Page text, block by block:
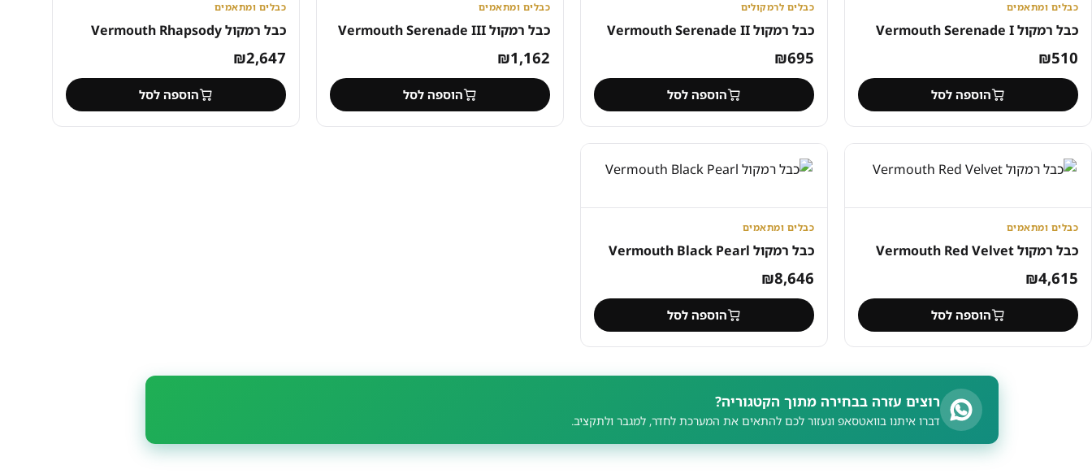
כבלים ומתאמים
כבל רמקול Vermouth Serenade I
₪510
הוספה לסל
כבלים לרמקולים
כבל רמקול Vermouth Serenade II
₪695
הוספה לסל
כבלים ומתאמים
כבל רמקול Vermouth Serenade III
₪1,162
הוספה לסל
כבלים ומתאמים
כבל רמקול Vermouth Rhapsody
₪2,647
הוספה לסל
כבלים ומתאמים
כבל רמקול Vermouth Red Velvet
₪4,615
הוספה לסל
כבלים ומתאמים
כבל רמקול Vermouth Black Pearl
₪8,646
הוספה לסל
רוצים עזרה בבחירה מתוך הקטגוריה?
דברו איתנו בוואטסאפ ונעזור לכם להתאים את המערכת לחדר, למגבר ולתקציב.